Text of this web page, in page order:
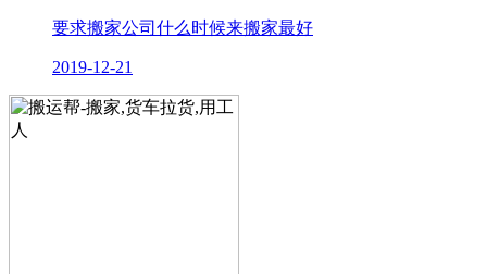
要求搬家公司什么时候来搬家最好
2019-12-21